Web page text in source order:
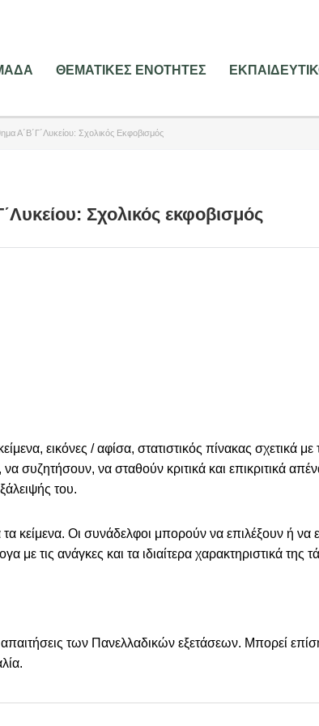
ΘΕΜΑΤΙΚΕΣ ΕΝΟΤΗΤΕΣ
Α΄Β΄Γ΄Λυκείου: Σχολικός Εκφοβισμός
Σχολικός εκφοβισμός
εικόνες / αφίσα, στατιστικός πίνακας σχετικά
συζητήσουν, να σταθούν κριτικά και επικριτικά
του.
τα κείμενα. Οι συνάδελφοι μπορούν να επιλέξουν ή να
με τις ανάγκες και τα ιδιαίτερα χαρακτηριστικά της
απαιτήσεις των Πανελλαδικών εξετάσεων. Μπορεί